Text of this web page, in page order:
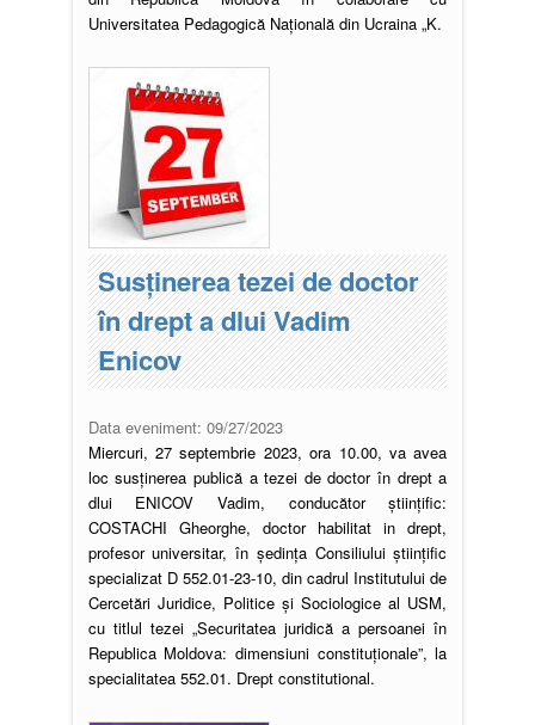
Universitatea Pedagogică Națională din Ucraina „K.
Susţinerea tezei de doctor
în drept a dlui Vadim
Enicov
Data eveniment: 09/27/2023
Miercuri, 27 septembrie 2023, ora 10.00, va avea
loc susţinerea publică a tezei de doctor în drept a
dlui ENICOV Vadim, conducător ştiinţific:
COSTACHI Gheorghe, doctor habilitat in drept,
profesor universitar, în şedinţa Consiliului ştiinţific
specializat D 552.01-23-10, din cadrul Institutului de
Cercetări Juridice, Politice şi Sociologice al USM,
cu titlul tezei „Securitatea juridică a persoanei în
Republica Moldova: dimensiuni constituționale”, la
specialitatea 552.01. Drept constitutional.